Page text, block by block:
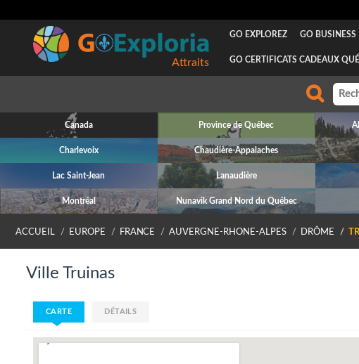
Attraits
GO EXPLOREZ GO BUSINESS
GO CERTIFICATS CADEAUX
Canada Province de Québec
Charlevoix Chaudière-Appalaches
Lac Saint-Jean Lanaudière
Montréal Nunavik Grand Nord du Québec
ACCUEIL EUROPE FRANCE AUVERGNE-RHONE-ALPES DRÔME
Ville Truinas
CARTE DÉTAILS